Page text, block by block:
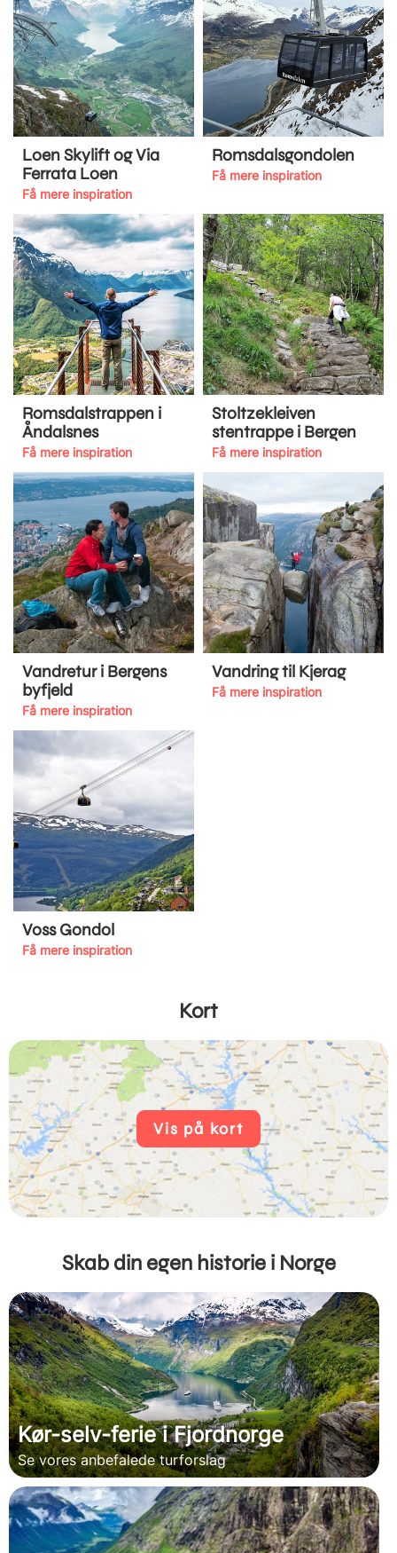
Loen Skylift og Via
Ferrata Loen
Få mere inspiration
Romsdalsgondolen
Få mere inspiration
Romsdalstrappen i
Åndalsnes
Få mere inspiration
Stoltzekleiven
stentrappe i Bergen
Få mere inspiration
Vandretur i Bergens
byfjeld
Få mere inspiration
Vandring til Kjerag
Få mere inspiration
Voss Gondol
Få mere inspiration
Kort
Vis på kort
Skab din egen historie i Norge
Kør-selv-ferie i Fjordnorge
Se vores anbefalede turforslag